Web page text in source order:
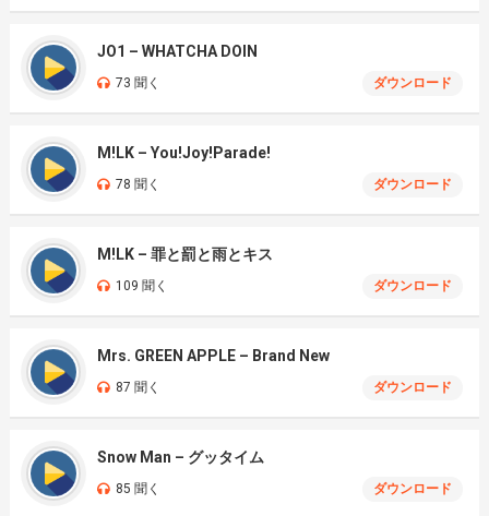
JO1 – WHATCHA DOIN
73 聞く ダウンロード
M!LK – You!Joy!Parade!
78 聞く ダウンロード
M!LK – 罪と罰と雨とキス
109 聞く ダウンロード
Mrs. GREEN APPLE – Brand New
87 聞く ダウンロード
Snow Man – グッタイム
85 聞く ダウンロード